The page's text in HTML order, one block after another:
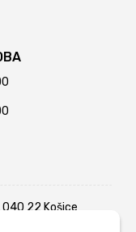
22 Košice